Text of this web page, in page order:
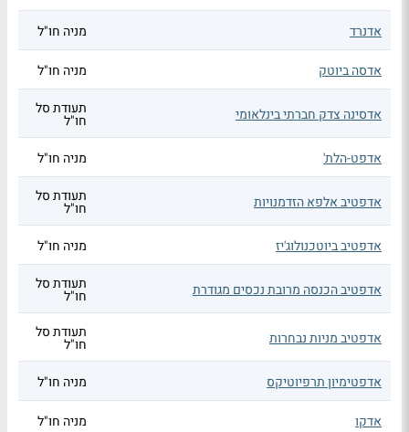
אדנרד מניה חו"ל
אדסה ביוטק מניה חו"ל
אדסינה צדק חברתי בינלאומי תעודת סל
חו"ל
אדפט-הלת'
מניה חו"ל
אדפטיב אלפא הזדמנויות תעודת סל
חו"ל
אדפטיב ביוטכנולוג'יז
מניה חו"ל
אדפטיב הכנסה מרובת נכסים מגודרת תעודת סל
חו"ל
אדפטיב מניות נבחרות תעודת סל
חו"ל
אדפטימיון תרפיוטיקס
מניה חו"ל
אדקו מניה חו"ל